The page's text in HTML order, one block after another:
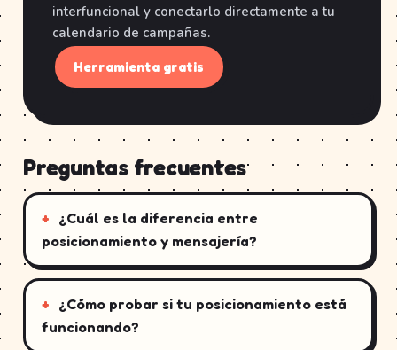
interfuncional y conectarlo directamente a tu
calendario de campañas.
Herramienta gratis
Preguntas frecuentes
¿Cuál es la diferencia entre
posicionamiento y mensajería?
¿Cómo probar si tu posicionamiento está
funcionando?